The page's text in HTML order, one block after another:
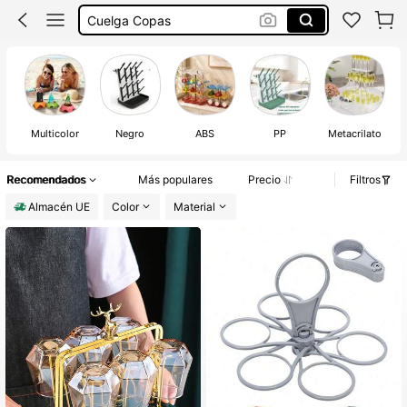
Porta Vasos Plegable
Cuelga Vasos Festival
Multicolor Negro ABS PP Metacrilato
Recomendados Más populares Precio
Filtros
Almacén UE
Color Material